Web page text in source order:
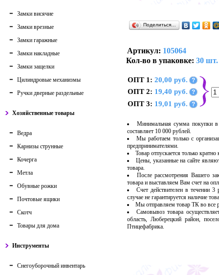
Замки висячие
Замки врезные
Замки гаражные
Замки накладные
Замки защелки
Цилиндровые механизмы
Ручки дверные раздельные
Хозяйственные товары
Ведра
Карнизы струнные
Кочерга
Метла
Обувные рожки
Почтовые ящики
Скотч
Товары для дома
Инструменты
Снегоуборочный инвентарь
Поделиться…
Артикул: 105064
Кол-во в упаковке: 30 шт.
ОПТ 1: 20,00 руб. ?
ОПТ 2: 19,40 руб. ?
ОПТ 3: 19,01 руб. ?
Минимальная сумма покупки в
составляет 10 000 рублей.
Мы работаем только с
предпринимателями.
Товар отпускается только
Цены, указанные на сайте
товара.
После рассмотрения Вашего
товара и выставляем Вам счет на
Счет действителен в течении
случае не гарантируется наличие
Мы отправляем товар ТК во
Самовывоз товара
область, Люберецкий район,
Птицефабрика.